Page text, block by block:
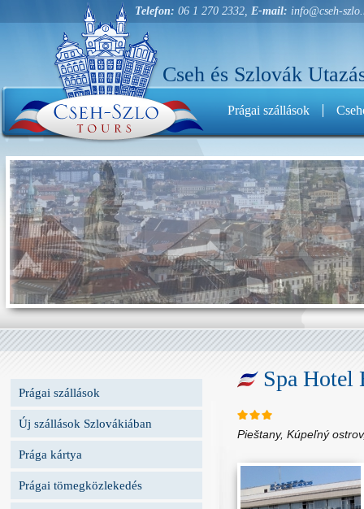
Telefon: 06 1 270 2332, E-mail: info@cseh-
Cseh és Szlovák
Prágai szállások
Prágai szállások
Új szállások Szlovákiában
Prága kártya
Prágai tömegközlekedés
Spa Hotel
Pieštany, Kúpeľný